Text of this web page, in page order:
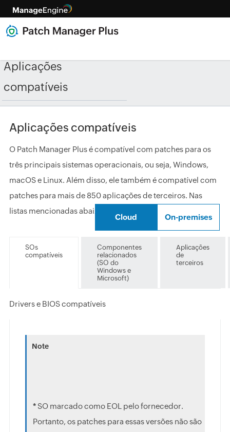
Aplicações
compatíveis
Aplicações compatíveis
Cloud On-premises
O Patch Manager Plus é compatível com patches para os
três principais sistemas operacionais, ou seja, Windows,
macOS e Linux. Além disso, ele também é compatível com
patches para mais de 850 aplicações de terceiros. Nas
listas mencionadas abaixo estão:
SOs
compatíveis
Componentes
relacionados
(SO do
Windows e
Microsoft)
Aplicações
de
terceiros
Drivers e BIOS compatíveis
*SO marcado como EOL pelo fornecedor.
Portanto, os patches para essas versões não são